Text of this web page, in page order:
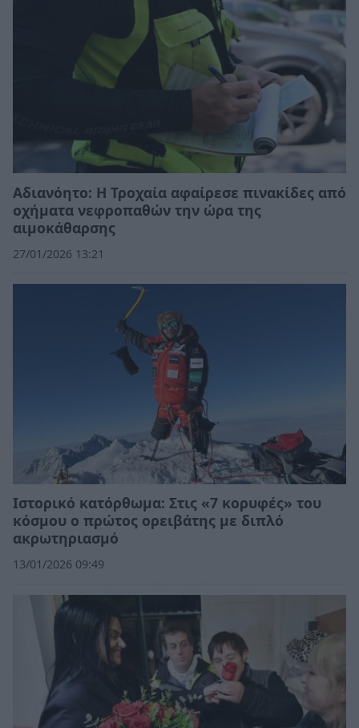
Αδιανόητο: Η Τροχαία αφαίρεσε πινακίδες από
οχήματα νεφροπαθών την ώρα της
αιμοκάθαρσης
27/01/2026 13:21
Ιστορικό κατόρθωμα: Στις «7 κορυφές» του
κόσμου ο πρώτος ορειβάτης με διπλό
ακρωτηριασμό
13/01/2026 09:49